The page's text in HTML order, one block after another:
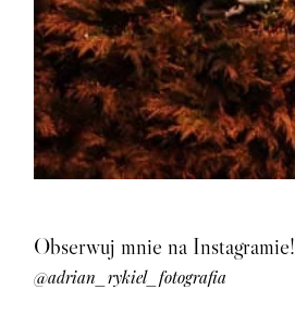
Obserwuj mnie na Instagramie!
@adrian_rykiel_fotografia